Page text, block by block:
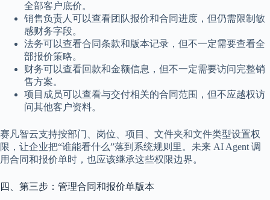
全部客户底价。
销售负责人可以查看团队报价和合同进度，但仍需限制敏
感财务字段。
法务可以查看合同条款和版本记录，但不一定需要查看全
部报价策略。
财务可以查看回款和金额信息，但不一定需要访问完整销
售方案。
项目成员可以查看与交付相关的合同范围，但不应越权访
问其他客户资料。
赛凡智云支持按部门、岗位、项目、文件夹和文件类型设置权
限，让企业把“谁能看什么”落到系统规则里。未来 AI Agent 调
用合同和报价单时，也应该继承这些权限边界。
四、第三步：管理合同和报价单版本